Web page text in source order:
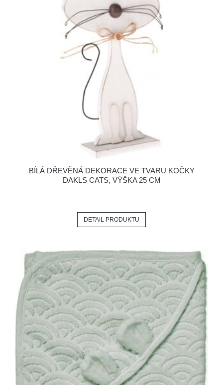
BÍLÁ DŘEVĚNÁ DEKORACE VE TVARU KOČKY
DAKLS CATS, VÝŠKA 25 CM
DETAIL PRODUKTU